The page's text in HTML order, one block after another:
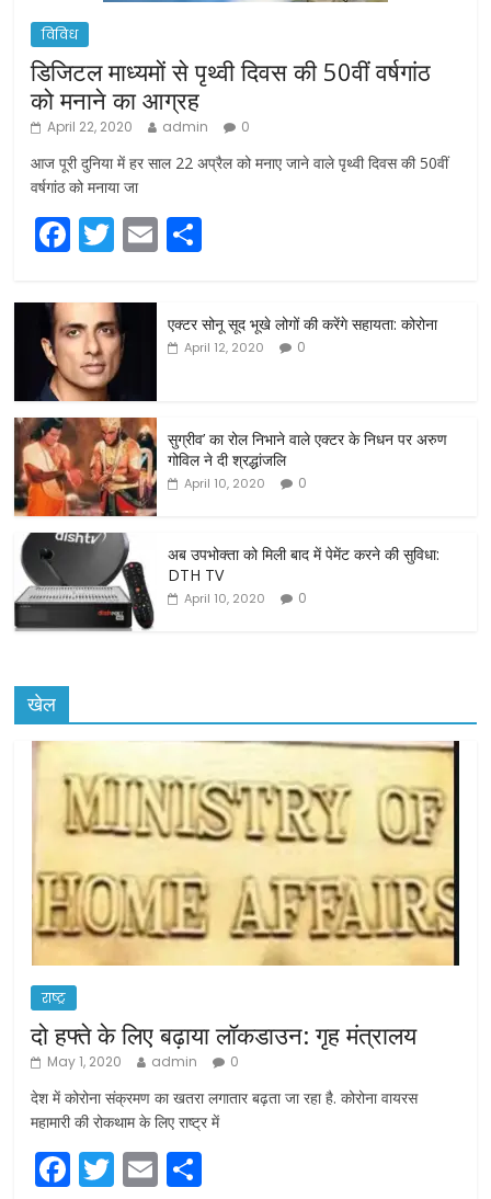
विविध
डिजिटल माध्यमों से पृथ्वी दिवस की 50वीं वर्षगांठ
को मनाने का आग्रह
April 22, 2020 admin 0
आज पूरी दुनिया में हर साल 22 अप्रैल को मनाए जाने वाले पृथ्वी दिवस की 50वीं
वर्षगांठ को मनाया जा
F
a
c
e
b
o
o
k
T
w
itt
er
E
m
ar
e
एक्टर सोनू सूद भूखे लोगों की करेंगे सहायता: कोरोना
April 12, 2020 0
सुग्रीव’ का रोल निभाने वाले एक्टर के निधन पर अरुण
गोविल ने दी श्रद्धांजलि
April 10, 2020 0
अब उपभोक्ता को मिली बाद में पेमेंट करने की सुविधा:
DTH TV
April 10, 2020 0
खेल
राष्ट्र
दो हफ्ते के लिए बढ़ाया लॉकडाउन: गृह मंत्रालय
May 1, 2020 admin 0
देश में कोरोना संक्रमण का खतरा लगातार बढ़ता जा रहा है. कोरोना वायरस
महामारी की रोकथाम के लिए राष्ट्र में
F T E